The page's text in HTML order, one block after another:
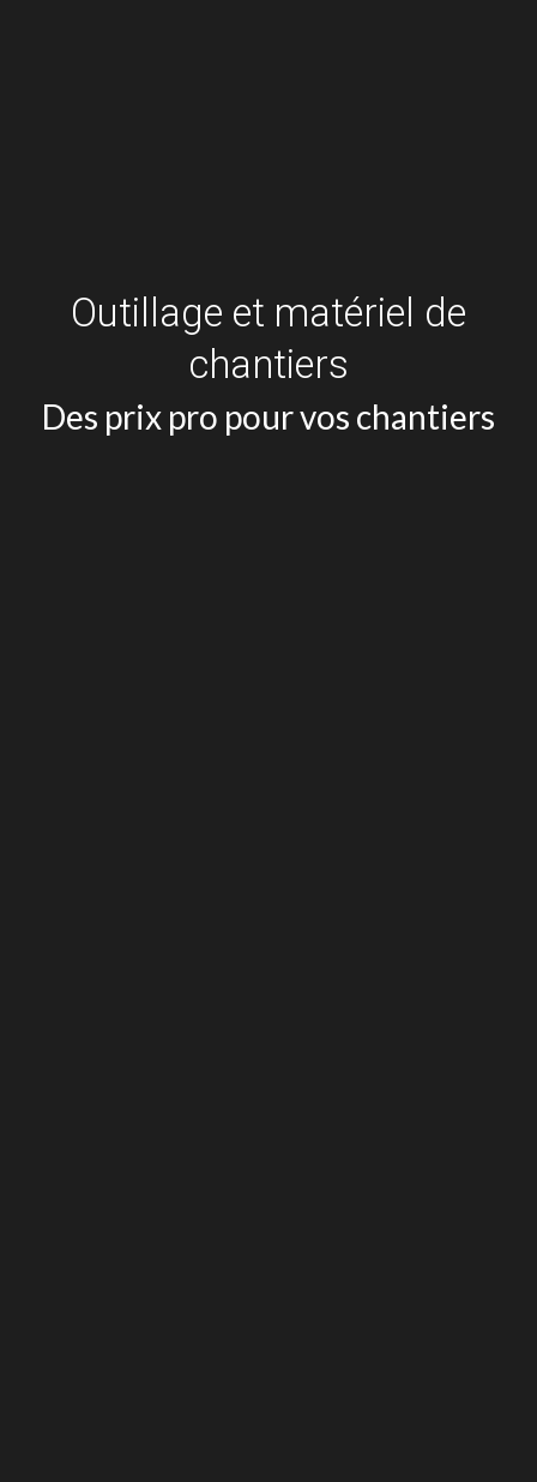
Outillage et matériel de
chantiers
Des prix pro pour vos chantiers